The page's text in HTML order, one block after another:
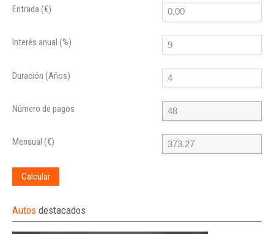
Entrada (€)
Interés anual (%)
Duración (Años)
Número de pagos
Mensual (€)
Calcular
Autos destacados